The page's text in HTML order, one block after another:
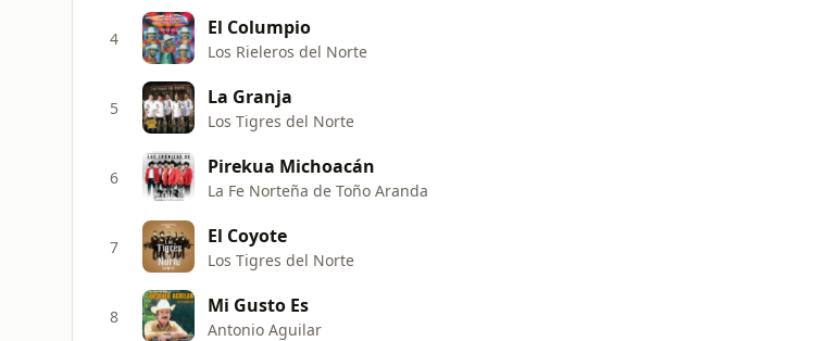
4 El Columpio
Los Rieleros del Norte
5 La Granja
Los Tigres del Norte
6 Pirekua Michoacán
La Fe Norteña de Toño Aranda
7 El Coyote
Los Tigres del Norte
8 Mi Gusto Es
Antonio Aguilar